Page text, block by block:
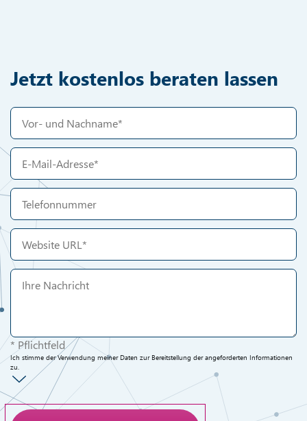
Jetzt kostenlos beraten lassen
* Pflichtfeld
Ich stimme der Verwendung meiner Daten zur Bereitstellung der angeforderten Informationen
zu.